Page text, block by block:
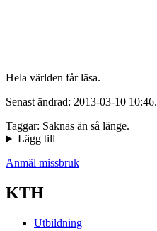
Hela världen får läsa.
Senast ändrad: 2013-03-10 10:46.
Taggar: Saknas än så länge.
Lägg till
Anmäl missbruk
KTH
Utbildning